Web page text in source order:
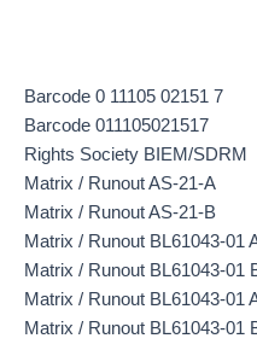
Barcode 0 11105 02151 7
Barcode 011105021517
Rights Society BIEM/SDRM
Matrix / Runout AS-21-A
Matrix / Runout AS-21-B
Matrix / Runout BL61043-01
Matrix / Runout BL61043-01
Matrix / Runout BL61043-01
Matrix / Runout BL61043-01